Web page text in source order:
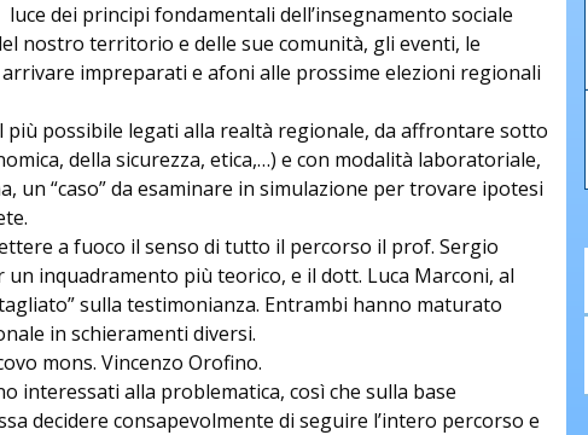
luce dei principi fondamentali dell’insegnamento sociale
nostro territorio e delle sue comunità, gli eventi, le
impreparati e afoni alle prossime elezioni regionali
possibile legati alla realtà regionale, da affrontare sotto
della sicurezza, etica,…) e con modalità laboratoriale,
un “caso” da esaminare in simulazione per trovare ipotesi
a fuoco il senso di tutto il percorso il prof. Sergio
inquadramento più teorico, e il dott. Luca Marconi, al
sulla testimonianza. Entrambi hanno maturato
in schieramenti diversi.
mons. Vincenzo Orofino.
interessati alla problematica, così che sulla base
decidere consapevolmente di seguire l’intero percorso e